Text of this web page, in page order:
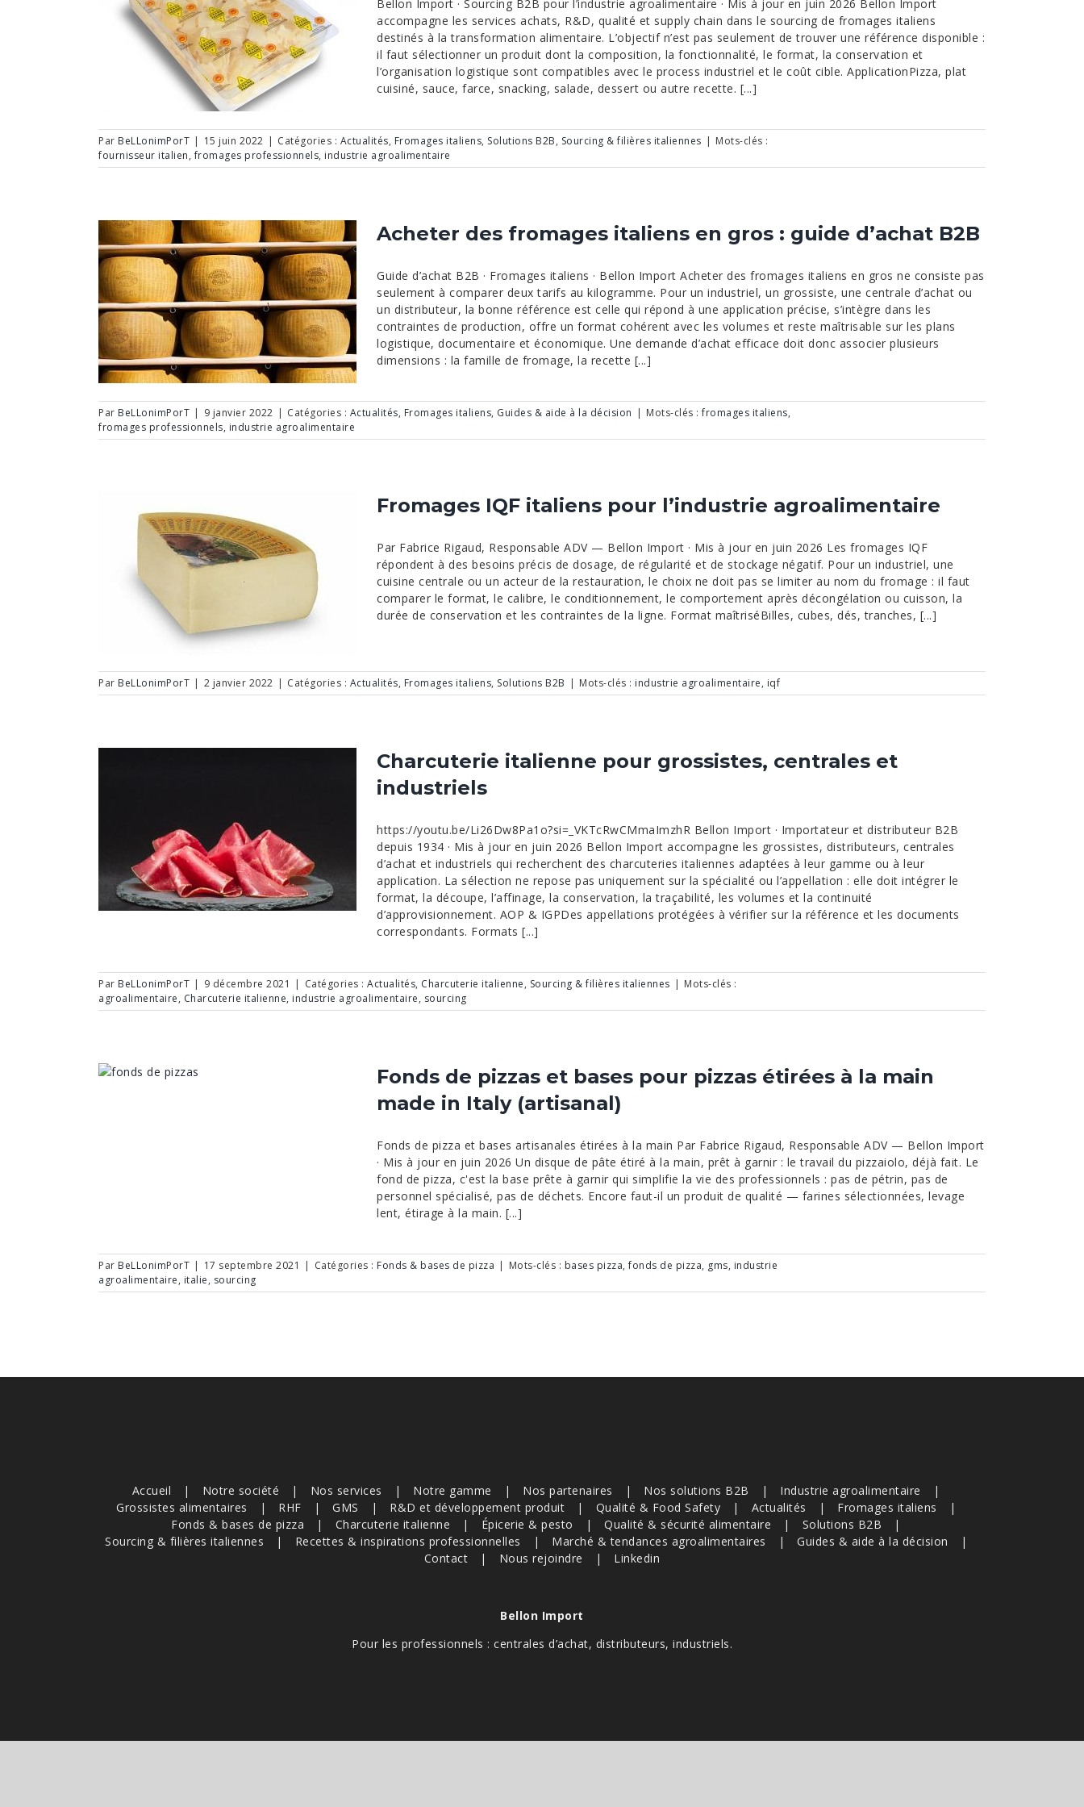
Bellon Import · Sourcing B2B pour l’industrie agroalimentaire · Mis à jour en juin 2026 Bellon Import
accompagne les services achats, R&D, qualité et supply chain dans le sourcing de fromages italiens
destinés à la transformation alimentaire. L’objectif n’est pas seulement de trouver une référence disponible :
il faut sélectionner un produit dont la composition, la fonctionnalité, le format, la conservation et
l’organisation logistique sont compatibles avec le process industriel et le coût cible. ApplicationPizza, plat
cuisiné, sauce, farce, snacking, salade, dessert ou autre recette. [...]
Par BeLLonimPorT | 15 juin 2022 | Catégories : Actualités, Fromages italiens, Solutions B2B, Sourcing & filières italiennes | Mots-clés :
fournisseur italien,fromages professionnels, industrie agroalimentaire
Acheter des fromages italiens en gros : guide d’achat B2B
Guide d’achat B2B · Fromages italiens · Bellon Import Acheter des fromages italiens en gros ne consiste pas
seulement à comparer deux tarifs au kilogramme. Pour un industriel, un grossiste, une centrale d’achat ou
un distributeur, la bonne référence est celle qui répond à une application précise, s’intègre dans les
contraintes de production, offre un format cohérent avec les volumes et reste maîtrisable sur les plans
logistique, documentaire et économique. Une demande d’achat efficace doit donc associer plusieurs
dimensions : la famille de fromage, la recette [...]
Par BeLLonimPorT | 9 janvier 2022 | Catégories : Actualités, Fromages italiens, Guides & aide à la décision | Mots-clés :fromages italiens,
fromages professionnels, industrie agroalimentaire
Fromages IQF italiens pour l’industrie agroalimentaire
Par Fabrice Rigaud, Responsable ADV — Bellon Import · Mis à jour en juin 2026 Les fromages IQF
répondent à des besoins précis de dosage, de régularité et de stockage négatif. Pour un industriel, une
cuisine centrale ou un acteur de la restauration, le choix ne doit pas se limiter au nom du fromage : il faut
comparer le format, le calibre, le conditionnement, le comportement après décongélation ou cuisson, la
durée de conservation et les contraintes de la ligne. Format maîtriséBilles, cubes, dés, tranches, [...]
Par BeLLonimPorT | 2 janvier 2022 | Catégories : Actualités, Fromages italiens, Solutions B2B | Mots-clés : industrie agroalimentaire, iqf
Charcuterie italienne pour grossistes, centrales et
industriels
https://youtu.be/Li26Dw8Pa1o?si=_VKTcRwCMmaImzhR Bellon Import · Importateur et distributeur B2B
depuis 1934 · Mis à jour en juin 2026 Bellon Import accompagne les grossistes, distributeurs, centrales
d’achat et industriels qui recherchent des charcuteries italiennes adaptées à leur gamme ou à leur
application. La sélection ne repose pas uniquement sur la spécialité ou l’appellation : elle doit intégrer le
format, la découpe, l’affinage, la conservation, la traçabilité, les volumes et la continuité
d’approvisionnement. AOP & IGPDes appellations protégées à vérifier sur la référence et les documents
correspondants. Formats [...]
Par BeLLonimPorT | 9 décembre 2021 | Catégories : Actualités, Charcuterie italienne, Sourcing & filières italiennes | Mots-clés :
agroalimentaire, Charcuterie italienne, industrie agroalimentaire, sourcing
Fonds de pizzas et bases pour pizzas étirées à la main
made in Italy (artisanal)
Fonds de pizza et bases artisanales étirées à la main Par Fabrice Rigaud, Responsable ADV — Bellon Import
· Mis à jour en juin 2026 Un disque de pâte étiré à la main, prêt à garnir : le travail du pizzaiolo, déjà fait. Le
fond de pizza, c'est la base prête à garnir qui simplifie la vie des professionnels : pas de pétrin, pas de
personnel spécialisé, pas de déchets. Encore faut-il un produit de qualité — farines sélectionnées, levage
lent, étirage à la main. [...]
Par BeLLonimPorT | 17 septembre 2021 | Catégories : Fonds & bases de pizza | Mots-clés : bases pizza,fonds de pizza, gms, industrie
agroalimentaire, italie, sourcing
Accueil Notre société Nos services Notre gamme Nos partenaires Nos solutions B2B
Industrie agroalimentaire
Grossistes alimentaires
RHF GMS R&D et développement produit Qualité & Food Safety Actualités
Fromages italiens
Fonds & bases de pizza
Charcuterie italienne Épicerie & pesto Qualité & sécurité alimentaire
Solutions B2B
Sourcing & filières italiennes
Recettes & inspirations professionnelles Marché & tendances agroalimentaires
Guides & aide à la décision
Contact
Nous rejoindre Linkedin
Bellon Import
Pour les professionnels : centrales d’achat, distributeurs, industriels.